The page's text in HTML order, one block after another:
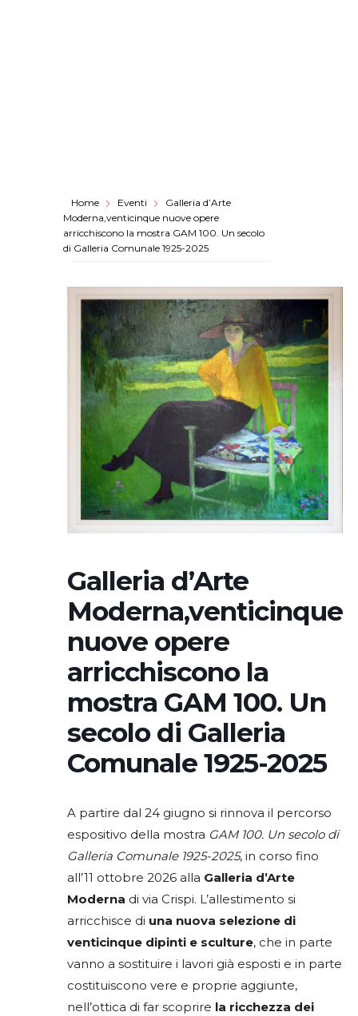
Home Eventi
Galleria d’Arte
Moderna,venticinque nuove opere
arricchiscono la mostra GAM 100. Un secolo
di Galleria Comunale 1925-2025
Galleria d’Arte
Moderna,venticinque
nuove opere
arricchiscono la
mostra GAM 100. Un
secolo di Galleria
Comunale 1925-2025
A partire dal 24 giugno si rinnova il percorso
espositivo della mostra GAM 100. Un secolo di
Galleria Comunale 1925-2025, in corso fino
all’11 ottobre 2026 alla Galleria d’Arte
Moderna di via Crispi. L’allestimento si
arricchisce di una nuova selezione di
venticinque dipinti e sculture, che in parte
vanno a sostituire i lavori già esposti e in parte
costituiscono vere e proprie aggiunte,
nell’ottica di far scoprire la ricchezza dei